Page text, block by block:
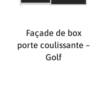
Façade de box
porte coulissante –
Golf